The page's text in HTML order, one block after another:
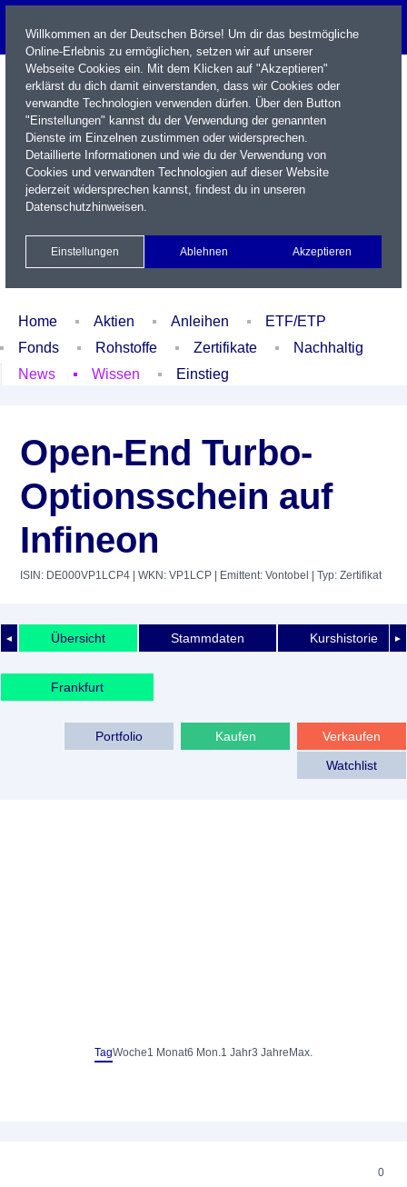
Name / WKN / ISIN / Kürzel
Xetra Realtime
Watchlist Portfolio Login
Home Aktien Anleihen
ETF/ETP
Fonds
Rohstoffe Zertifikate
Nachhaltig
News
Wissen Einstieg
Open-End Turbo-
Optionsschein auf
Infineon
ISIN: DE000VP1LCP4 | WKN: VP1LCP | Emittent: Vontobel | Typ: Zertifikat
◄ ►
Übersicht Stammdaten Kurshistorie
Frankfurt
Verkaufen
Kaufen
Portfolio
Watchlist
TagWoche1 Monat6 Mon.1 Jahr3 Jahre Max.
0
Willkommen an der Deutschen Börse! Um dir das bestmögliche
Online-Erlebnis zu ermöglichen, setzen wir auf unserer
Webseite Cookies ein. Mit dem Klicken auf "Akzeptieren"
erklärst du dich damit einverstanden, dass wir Cookies oder
verwandte Technologien verwenden dürfen. Über den Button
"Einstellungen" kannst du der Verwendung der genannten
Dienste im Einzelnen zustimmen oder widersprechen.
Detaillierte Informationen und wie du der Verwendung von
Cookies und verwandten Technologien auf dieser Website
jederzeit widersprechen kannst, findest du in unseren
Datenschutzhinweisen.
Einstellungen Ablehnen Akzeptieren